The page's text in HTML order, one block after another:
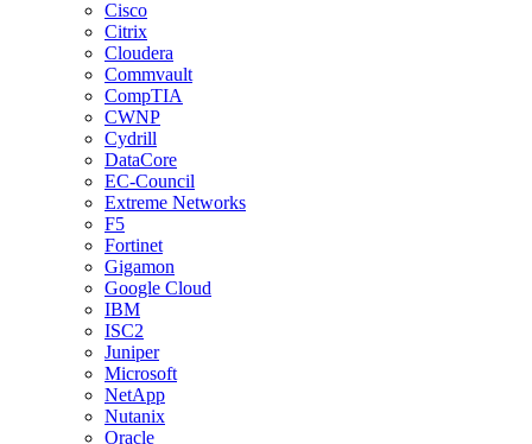
Cisco
Citrix
Cloudera
Commvault
CompTIA
CWNP
Cydrill
DataCore
EC-Council
Extreme Networks
F5
Fortinet
Gigamon
Google Cloud
IBM
ISC2
Juniper
Microsoft
NetApp
Nutanix
Oracle